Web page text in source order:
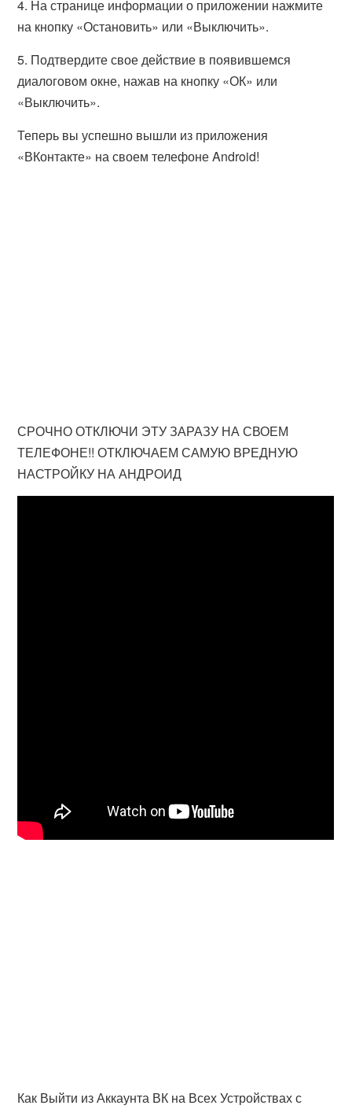
4. На странице информации о приложении нажмите
на кнопку «Остановить» или «Выключить».
5. Подтвердите свое действие в появившемся
диалоговом окне, нажав на кнопку «ОК» или
«Выключить».
Теперь вы успешно вышли из приложения
«ВКонтакте» на своем телефоне Android!
СРОЧНО ОТКЛЮЧИ ЭТУ ЗАРАЗУ НА СВОЕМ
ТЕЛЕФОНЕ!! ОТКЛЮЧАЕМ САМУЮ ВРЕДНУЮ
НАСТРОЙКУ НА АНДРОИД
Как Выйти из Аккаунта ВК на Всех Устройствах с